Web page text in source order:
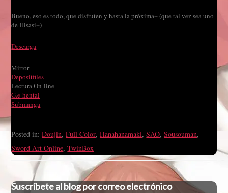
Bueno, eso es todo, que disfruten y hasta la próxima~ (que tal vez sea uno
de Hisasi~)
Descarga
Mirror
Depositfiles
Lectura On-line
G.e-hentai
Submanga
Posted in:Doujin,Full Color,Hanahanamaki,SAO,Sousouman,
Sword Art Online,TwinBox
Suscríbete al blog por correo electrónico